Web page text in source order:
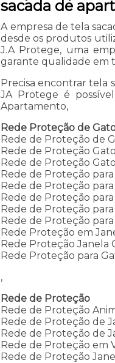
sacada de
A empresa de tela
desde os produtos
J.A Protege, uma
garante qualidade em
Precisa encontrar tela
JA Protege é
Apartamento,
Rede Proteção de
Rede de Proteção de
Rede de Proteção
Rede de Proteção
Rede de Proteção
Rede de Proteção para
Rede de Proteção para
Rede de Proteção para
Rede de Proteção
Rede Proteção em
Rede Proteção Janela
Rede Proteção para
,
Rede de Proteção
Rede de Proteção
Rede de Proteção de
Rede de Proteção de
Rede de Proteção em
Rede de Proteção